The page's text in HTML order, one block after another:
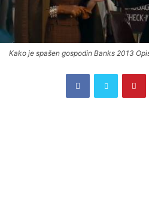
Kako je spašen gospodin Banks 2013